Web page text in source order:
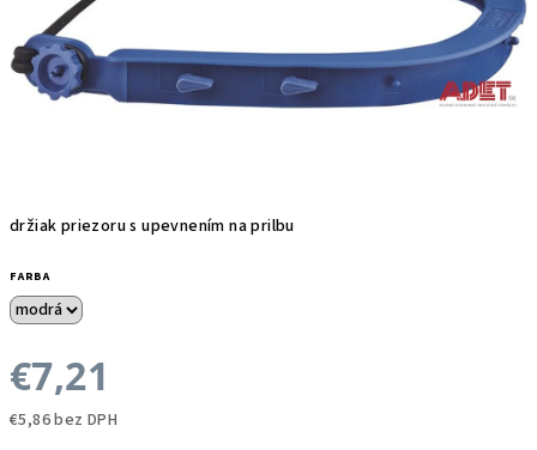
držiak priezoru s upevnením na prilbu
FARBA
€7,21
€5,86 bez DPH